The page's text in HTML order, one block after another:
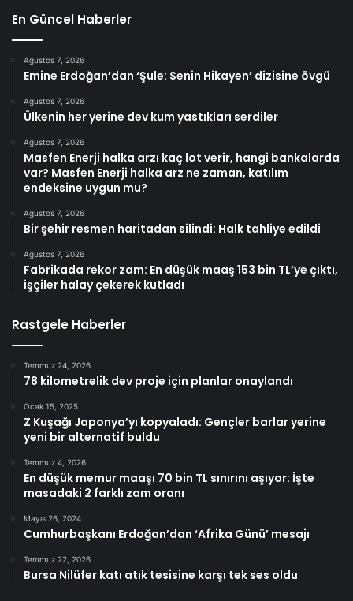
En Güncel Haberler
Ağustos 7, 2026
Emine Erdoğan’dan ‘Şule: Senin Hikayen’ dizisine övgü
Ağustos 7, 2026
Ülkenin her yerine dev kum yastıkları serdiler
Ağustos 7, 2026
Masfen Enerji halka arzı kaç lot verir, hangi bankalarda
var? Masfen Enerji halka arz ne zaman, katılım
endeksine uygun mu?
Ağustos 7, 2026
Bir şehir resmen haritadan silindi: Halk tahliye edildi
Ağustos 7, 2026
Fabrikada rekor zam: En düşük maaş 153 bin TL’ye çıktı,
işçiler halay çekerek kutladı
Rastgele Haberler
Temmuz 24, 2026
78 kilometrelik dev proje için planlar onaylandı
Ocak 15, 2025
Z Kuşağı Japonya’yı kopyaladı: Gençler barlar yerine
yeni bir alternatif buldu
Temmuz 4, 2026
En düşük memur maaşı 70 bin TL sınırını aşıyor: İşte
masadaki 2 farklı zam oranı
Mayıs 26, 2024
Cumhurbaşkanı Erdoğan’dan ‘Afrika Günü’ mesajı
Temmuz 22, 2026
Bursa Nilüfer katı atık tesisine karşı tek ses oldu